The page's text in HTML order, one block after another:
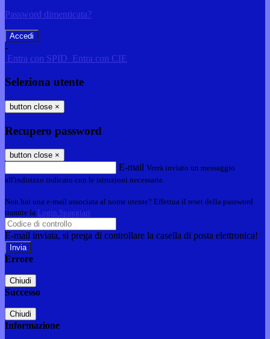
Password dimenticata?
-
Entra con SPID Entra con CIE
Seleziona utente
button close ×
Recupero password
button close ×
E-mail Verrà inviato un messaggio
all'indirizzo indicato con le istruzioni necessarie.
Non hai una e-mail associata al nome utente? Effettua il reset della password
tramite la Login Spaggiari
E-mail inviata, si prega di controllare la casella di posta elettronica!
Errore
Chiudi
Successo
Chiudi
Informazione